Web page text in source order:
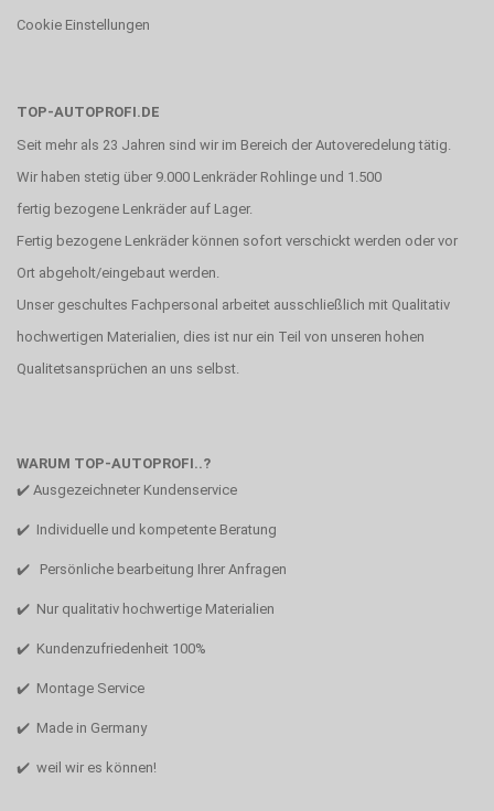
Cookie Einstellungen
TOP-AUTOPROFI.DE
Seit mehr als 23 Jahren sind wir im Bereich der Autoveredelung tätig.
Wir haben stetig über 9.000 Lenkräder Rohlinge und 1.500
fertig bezogene Lenkräder auf Lager.
Fertig bezogene Lenkräder können sofort verschickt werden oder vor
Ort abgeholt/eingebaut werden.
Unser geschultes Fachpersonal arbeitet ausschließlich mit Qualitativ
hochwertigen Materialien, dies ist nur ein Teil von unseren hohen
Qualitetsansprüchen an uns selbst.
WARUM TOP-AUTOPROFI..?
✔️ Ausgezeichneter Kundenservice
✔️ Individuelle und kompetente Beratung
✔️ Persönliche bearbeitung Ihrer Anfragen
✔️ Nur qualitativ hochwertige Materialien
✔️ Kundenzufriedenheit 100%
✔️ Montage Service
✔️ Made in Germany
✔️ weil wir es können!